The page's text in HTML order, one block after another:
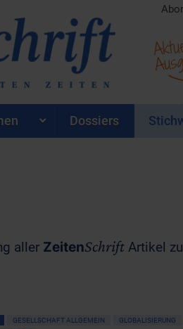
Dossiers
aller ZeitenSchrift Artikel
GESELLSCHAFT ALLGEMEIN GLOBALISIERUNG